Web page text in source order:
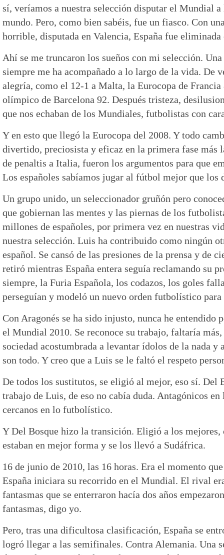
sí, veríamos a nuestra selección disputar el Mundial a
mundo. Pero, como bien sabéis, fue un fiasco. Con
horrible, disputada en Valencia, España fue
Ahí se me truncaron los sueños con mi selección.
siempre me ha acompañado a lo largo de la vida. De
alegría, como el 12-1 a Malta, la Eurocopa de
olímpico de Barcelona 92. Después tristeza,
que nos echaban de los Mundiales, futbolistas con
Y en esto que llegó la Eurocopa del 2008. Y todo
divertido, preciosista y eficaz en la primera fase más
de penaltis a Italia, fueron los argumentos para que
Los españoles sabíamos jugar al fútbol mejor que los
Un grupo unido, un seleccionador gruñón pero
que gobiernan las mentes y las piernas de los
millones de españoles, por primera vez en nuestras
nuestra selección. Luis ha contribuido como ningún
español. Se cansó de las presiones de la prensa y de
retiró mientras España entera seguía reclamando su
siempre, la Furia Española, los codazos, los goles
perseguían y modeló un nuevo orden futbolístico
Con Aragonés se ha sido injusto, nunca he entendido
el Mundial 2010. Se reconoce su trabajo, faltaría
sociedad acostumbrada a levantar ídolos de la nada y
son todo. Y creo que a Luis se le faltó el respeto
De todos los sustitutos, se eligió al mejor, eso sí. Del
trabajo de Luis, de eso no cabía duda. Antagónicos
cercanos en lo futbolístico.
Y Del Bosque hizo la transición. Eligió a los mejores,
estaban en mejor forma y se los llevó a Sudáfrica.
16 de junio de 2010, las 16 horas. Era el momento
España iniciara su recorrido en el Mundial. El rival
fantasmas que se enterraron hacía dos años
fantasmas, digo yo.
Pero, tras una dificultosa clasificación, España se
logró llegar a las semifinales. Contra Alemania. Una